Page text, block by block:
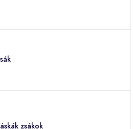
zsákok